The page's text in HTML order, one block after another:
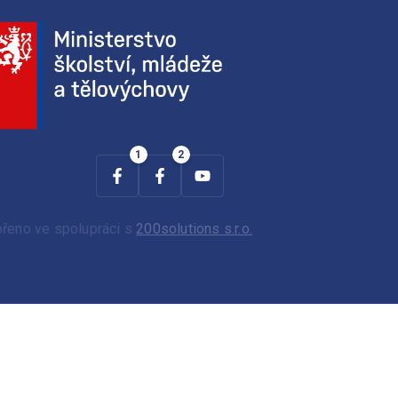
ve spolupráci s 200solutions s.r.o.